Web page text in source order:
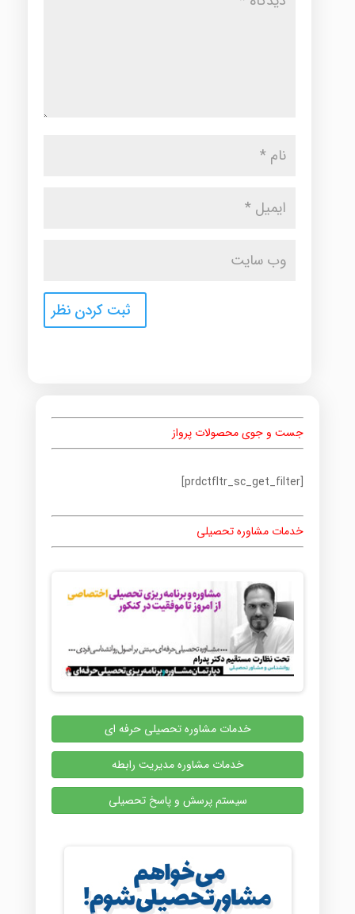
جست و جوی محصولات پرواز
[prdctfltr_sc_get_filter]
خدمات مشاوره تحصیلی
خدمات مشاوره تحصیلی حرفه ای
خدمات مشاوره مدیریت رابطه
سیستم پرسش و پاسخ تحصیلی